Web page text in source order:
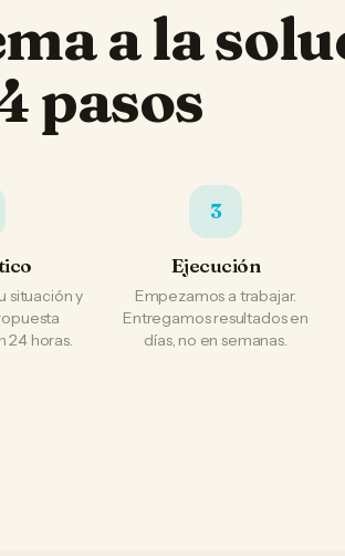
a la
pasos
situación y
24 horas.
3
Ejecución
Empezamos a trabajar.
Entregamos resultados en
días, no en semanas.